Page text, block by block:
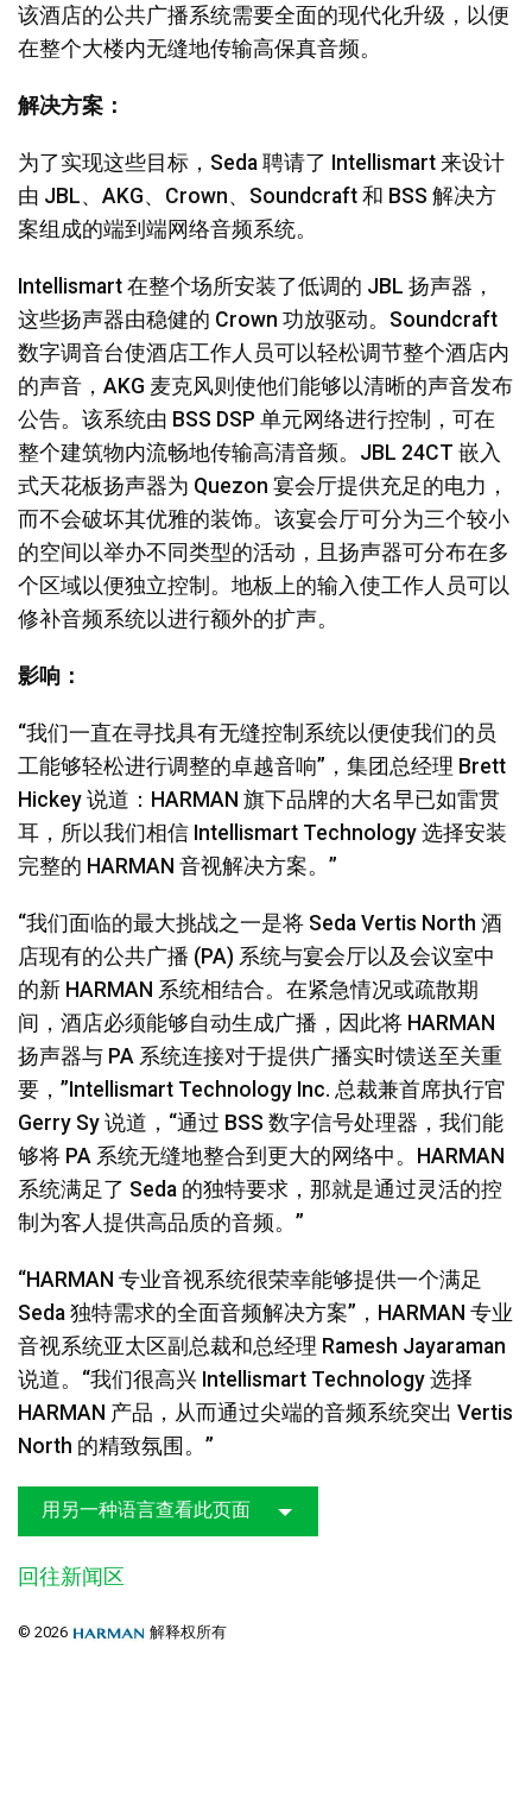
该酒店的公共广播系统需要全面的现代化升级，以便
在整个大楼内无缝地传输高保真音频。
解决方案：
为了实现这些目标，Seda 聘请了 Intellismart 来设计
由 JBL、AKG、Crown、Soundcraft 和 BSS 解决方
案组成的端到端网络音频系统。
Intellismart 在整个场所安装了低调的 JBL 扬声器，
这些扬声器由稳健的 Crown 功放驱动。Soundcraft
数字调音台使酒店工作人员可以轻松调节整个酒店内
的声音，AKG 麦克风则使他们能够以清晰的声音发布
公告。该系统由 BSS DSP 单元网络进行控制，可在
整个建筑物内流畅地传输高清音频。JBL 24CT 嵌入
式天花板扬声器为 Quezon 宴会厅提供充足的电力，
而不会破坏其优雅的装饰。该宴会厅可分为三个较小
的空间以举办不同类型的活动，且扬声器可分布在多
个区域以便独立控制。地板上的输入使工作人员可以
修补音频系统以进行额外的扩声。
影响：
“我们一直在寻找具有无缝控制系统以便使我们的员
工能够轻松进行调整的卓越音响”，集团总经理 Brett
Hickey 说道：HARMAN 旗下品牌的大名早已如雷贯
耳，所以我们相信 Intellismart Technology 选择安装
完整的 HARMAN 音视解决方案。”
“我们面临的最大挑战之一是将 Seda Vertis North 酒
店现有的公共广播 (PA) 系统与宴会厅以及会议室中
的新 HARMAN 系统相结合。在紧急情况或疏散期
间，酒店必须能够自动生成广播，因此将 HARMAN
扬声器与 PA 系统连接对于提供广播实时馈送至关重
要，”Intellismart Technology Inc. 总裁兼首席执行官
Gerry Sy 说道，“通过 BSS 数字信号处理器，我们能
够将 PA 系统无缝地整合到更大的网络中。HARMAN
系统满足了 Seda 的独特要求，那就是通过灵活的控
制为客人提供高品质的音频。”
“HARMAN 专业音视系统很荣幸能够提供一个满足
Seda 独特需求的全面音频解决方案”，HARMAN 专业
音视系统亚太区副总裁和总经理 Ramesh Jayaraman
说道。“我们很高兴 Intellismart Technology 选择
HARMAN 产品，从而通过尖端的音频系统突出 Vertis
North 的精致氛围。”
用另一种语言查看此页面
回往新闻区
© 2026 解释权所有